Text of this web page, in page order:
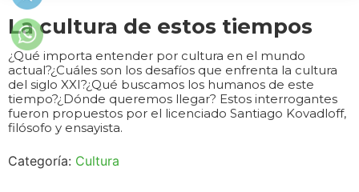
La cultura de estos tiempos
¿Qué importa entender por cultura en el mundo
actual?¿Cuáles son los desafíos que enfrenta la cultura
del siglo XXI?¿Qué buscamos los humanos de este
tiempo?¿Dónde queremos llegar? Estos interrogantes
fueron propuestos por el licenciado Santiago Kovadloff,
filósofo y ensayista.
Categoría: Cultura